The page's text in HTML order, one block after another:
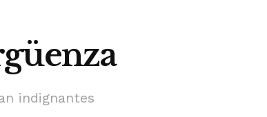
indignantes